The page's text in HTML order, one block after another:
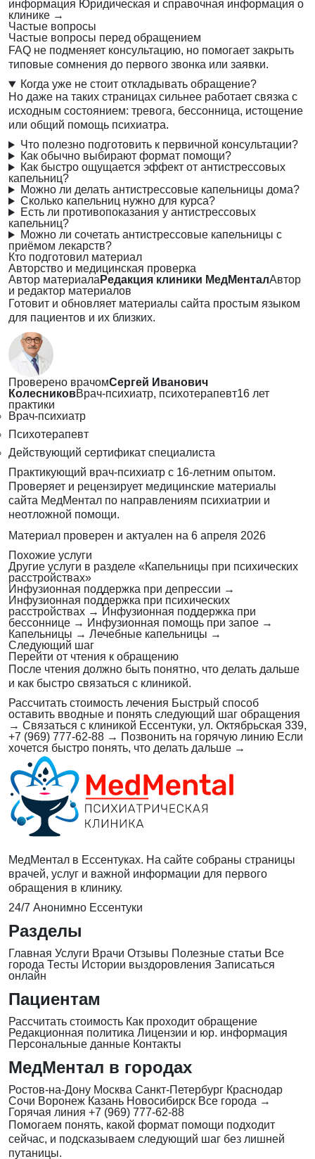
информация Юридическая и справочная информация о
клинике →
Частые вопросы
Частые вопросы перед обращением
FAQ не подменяет консультацию, но помогает закрыть
типовые сомнения до первого звонка или заявки.
Когда уже не стоит откладывать обращение?
Но даже на таких страницах сильнее работает связка с
исходным состоянием: тревога, бессонница, истощение
или общий помощь психиатра.
Что полезно подготовить к первичной консультации?
Как обычно выбирают формат помощи?
Как быстро ощущается эффект от антистрессовых
капельниц?
Можно ли делать антистрессовые капельницы дома?
Сколько капельниц нужно для курса?
Есть ли противопоказания у антистрессовых
капельниц?
Можно ли сочетать антистрессовые капельницы с
приёмом лекарств?
Кто подготовил материал
Авторство и медицинская проверка
Автор материала Редакция клиники МедМенталАвтор
и редактор материалов
Готовит и обновляет материалы сайта простым языком
для пациентов и их близких.
Проверено врачомСергей Иванович
КолесниковВрач-психиатр, психотерапевт16 лет
практики
Врач-психиатр
Психотерапевт
Действующий сертификат специалиста
Практикующий врач-психиатр с 16-летним опытом.
Проверяет и рецензирует медицинские материалы
сайта МедМентал по направлениям психиатрии и
неотложной помощи.
Материал проверен и актуален на 6 апреля 2026
Похожие услуги
Другие услуги в разделе «Капельницы при психических
расстройствах»
Инфузионная поддержка при депрессии →
Инфузионная поддержка при психических
расстройствах → Инфузионная поддержка при
бессоннице → Инфузионная помощь при запое →
Капельницы → Лечебные капельницы →
Следующий шаг
Перейти от чтения к обращению
После чтения должно быть понятно, что делать дальше
и как быстро связаться с клиникой.
Рассчитать стоимость лечения Быстрый способ
оставить вводные и понять следующий шаг обращения
→ Связаться с клиникой Ессентуки, ул. Октябрьская 339,
+7 (969) 777-62-88 → Позвонить на горячую линию Если
хочется быстро понять, что делать дальше →
МедМентал в Ессентуках. На сайте собраны страницы
врачей, услуг и важной информации для первого
обращения в клинику.
24/7 Анонимно Ессентуки
Разделы
Главная Услуги Врачи Отзывы Полезные статьи Все
города Тесты Истории выздоровления Записаться
онлайн
Пациентам
Рассчитать стоимость Как проходит обращение
Редакционная политика Лицензии и юр. информация
Персональные данные Контакты
МедМентал в городах
Ростов-на-Дону Москва Санкт-Петербург Краснодар
Сочи Воронеж Казань Новосибирск Все города →
Горячая линия +7 (969) 777-62-88
Помогаем понять, какой формат помощи подходит
сейчас, и подсказываем следующий шаг без лишней
путаницы.